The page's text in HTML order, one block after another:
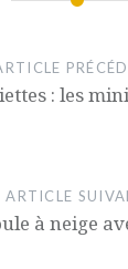
: les
ARTICLE
à neige